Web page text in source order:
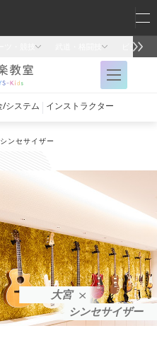
シンセサイザー
大宮
シンセサイザー